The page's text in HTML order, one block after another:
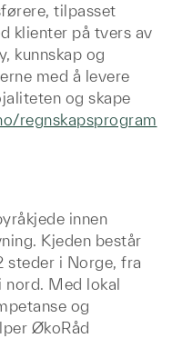
tilpasset
klienter på tvers av
kunnskap og
med å levere
og skape
regnskapsprogram
innen
Kjeden består
steder i Norge, fra
nord. Med lokal
og
ØkoRåd